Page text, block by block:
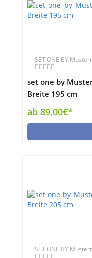
SET ONE BY
set one by
Breite 195 cm
ab 89,00€*
SET ONE BY